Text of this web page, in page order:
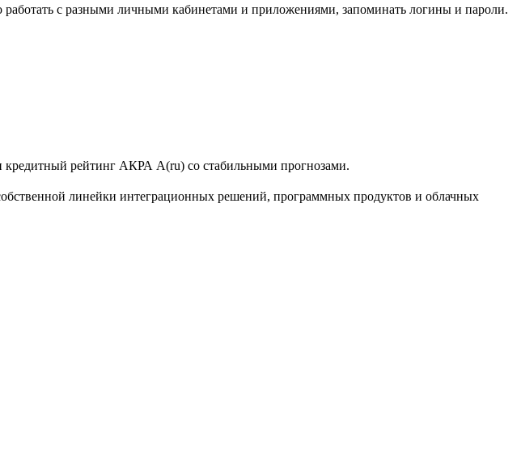
с разными личными кабинетами и приложениями, запоминать логины и пароли.
рейтинг АКРА A(ru) со стабильными прогнозами.
линейки интеграционных решений, программных продуктов и облачных